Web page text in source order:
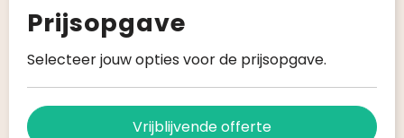
Prijsopgave
Selecteer jouw opties voor de prijsopgave.
Vrijblijvende offerte